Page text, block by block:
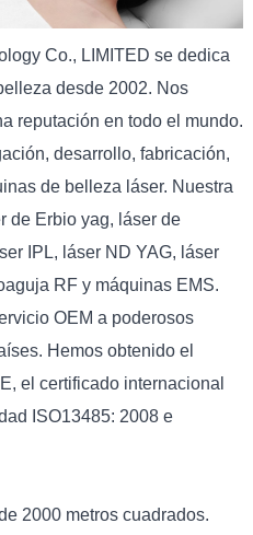
Co., LIMITED se dedica
desde 2002. Nos
reputación en todo el mundo.
desarrollo, fabricación,
de belleza láser. Nuestra
de Erbio yag, láser de
IPL, láser ND YAG, láser
RF y máquinas EMS.
OEM a poderosos
Hemos obtenido el
el certificado internacional
ISO13485: 2008 e
2000 metros cuadrados.